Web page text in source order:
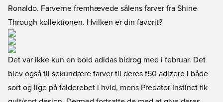
Ronaldo. Farverne fremhævede sålens farver fra Shine
Through kollektionen. Hvilken er din favorit?
Det var ikke kun en bold adidas bidrog med i februar. Det
blev også til sekundære farver til deres f50 adizero i både
sort og lige på falderebet i hvid, mens Predator Instinct fik